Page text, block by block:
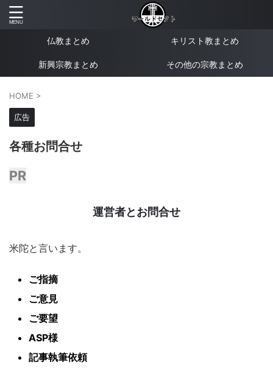
仏教まとめ キリスト教まとめ
新興宗教まとめ その他の宗教まとめ
HOME >
広告
各種お問合せ
PR
運営者とお問合せ
米陀と言います。
ご指摘
ご意見
ご要望
ASP様
記事執筆依頼